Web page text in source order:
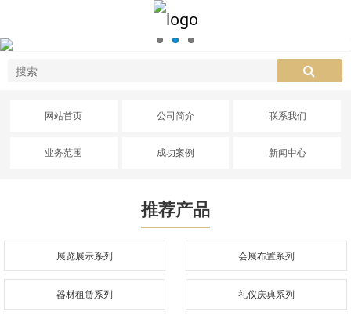
网站首页 公司简介 联系我们
业务范围 成功案例 新闻中心
推荐产品
展览展示系列 会展布置系列
器材租赁系列 礼仪庆典系列